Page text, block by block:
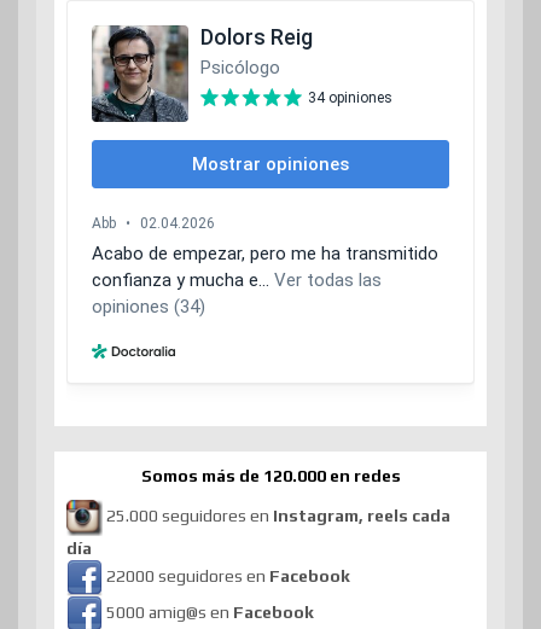
Somos más de 120.000 en redes
25.000 seguidores en Instagram, reels cada
día
22000 seguidores en Facebook
5000 amig@s en Facebook